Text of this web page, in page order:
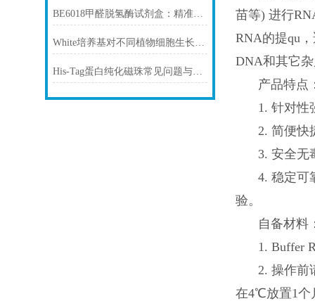
BE6018甲醛脱氢酶试剂盒：精准检测赋能多领域，标准化流程破解行业痛点
White培养基对不同植物细胞生长的影响
His-Tag蛋白纯化磁珠常见问题与解决方案
苗等) 进行
RNA的提qu
DNA和其它杂
产品特点
1. 针对性
2. 简便快
3. 安全无
4. 稳定可
验。
自备材料
1. Buffer
2. 操作前
在4℃放置1个